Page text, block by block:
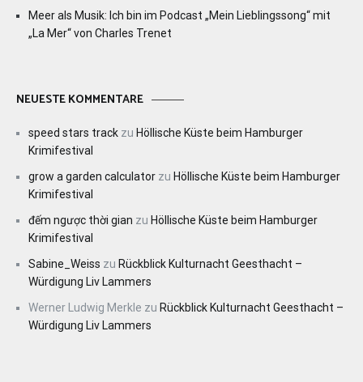
Meer als Musik: Ich bin im Podcast „Mein Lieblingssong“ mit
„La Mer“ von Charles Trenet
NEUESTE KOMMENTARE
speed stars track zu Höllische Küste beim Hamburger
Krimifestival
grow a garden calculator zu Höllische Küste beim Hamburger
Krimifestival
đếm ngược thời gian zu Höllische Küste beim Hamburger
Krimifestival
Sabine_Weiss zu Rückblick Kulturnacht Geesthacht –
Würdigung Liv Lammers
Werner Ludwig Merkle zu Rückblick Kulturnacht Geesthacht –
Würdigung Liv Lammers